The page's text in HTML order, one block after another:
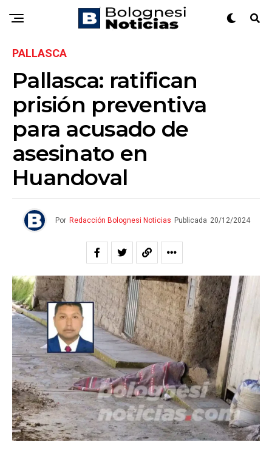
PALLASCA
Pallasca: ratifican
prisión preventiva
para acusado de
asesinato en
Huandoval
Por Redacción Bolognesi Noticias Publicada 20/12/2024